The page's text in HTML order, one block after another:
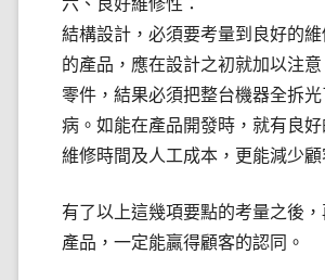
結構設計，必須要考量到良好的
的產品，應在設計之初就加以注
零件，結果必須把整台機器全拆
病。如能在產品開發時，就有良
維修時間及人工成本，更能減少顧
有了以上這幾項要點的考量之後
產品，一定能贏得顧客的認同。